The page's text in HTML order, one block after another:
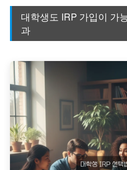
대학생도 IRP 가입이 가
과